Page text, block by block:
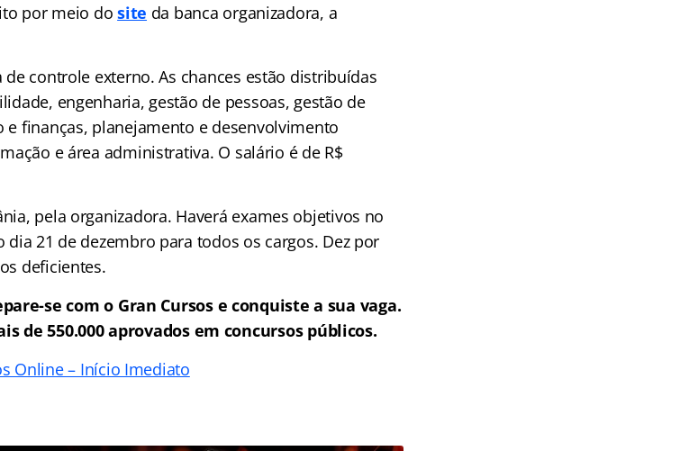
por meio dosite da banca organizadora, a
controle externo. As chances estão distribuídas
engenharia, gestão de pessoas, gestão de
finanças, planejamento e desenvolvimento
e área administrativa. O salário é de R$
pela organizadora. Haverá exames objetivos no
21 de dezembro para todos os cargos. Dez por
deficientes.
se com o Gran Cursos e conquiste a sua vaga.
de 550.000 aprovados em concursos públicos.
Online – Início Imediato